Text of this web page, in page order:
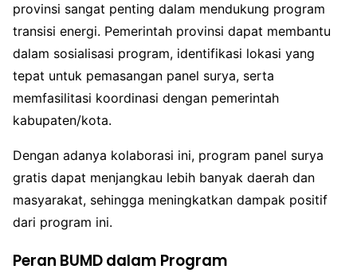
provinsi sangat penting dalam mendukung program
transisi energi. Pemerintah provinsi dapat membantu
dalam sosialisasi program, identifikasi lokasi yang
tepat untuk pemasangan panel surya, serta
memfasilitasi koordinasi dengan pemerintah
kabupaten/kota.
Dengan adanya kolaborasi ini, program panel surya
gratis dapat menjangkau lebih banyak daerah dan
masyarakat, sehingga meningkatkan dampak positif
dari program ini.
Peran BUMD dalam Program